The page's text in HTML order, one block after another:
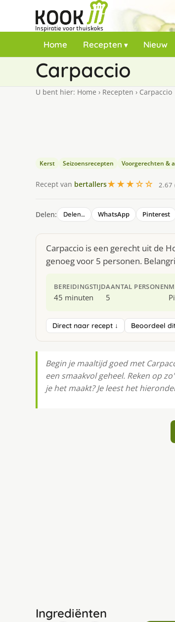
Home Recepten Nieuw
Carpaccio
U bent hier: Home › Recepten › Carpaccio
Kerst Seizoensrecepten Voorgerechten &
Recept van bertallers★★★☆☆ 2.67
Delen: Delen… WhatsApp Pinterest
Carpaccio is een gerecht uit de
genoeg voor 5 personen.
BEREIDINGSTIJD
45 minuten
AANTAL PERSONEN
5
Direct naar recept ↓ Beoordeel
Begin je maaltijd goed met
een smaakvol geheel. Reken op
je het maakt? Je leest het
Ingrediënten